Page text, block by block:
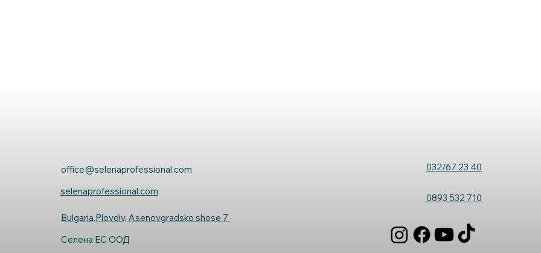
office@selenaprofessional.com
selenaprofessional.com
Селена ЕС ООД
Bulgaria,Plovdiv, Asenovgradsko shose 7
032/67 23 40
0893 532 710